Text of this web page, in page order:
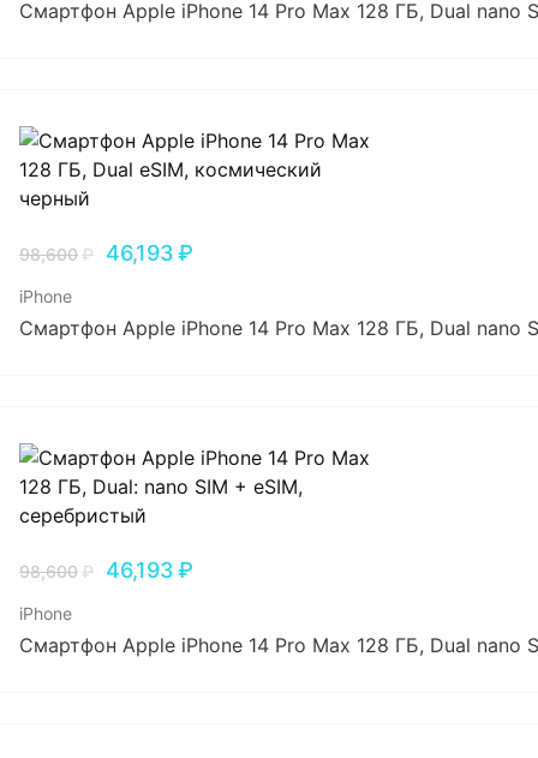
Смартфон Apple iPhone 14 Pro Max 128 ГБ, Dual nano
98,600₽ 46,193₽
iPhone
Смартфон Apple iPhone 14 Pro Max 128 ГБ, Dual nano
98,600₽ 46,193₽
iPhone
Смартфон Apple iPhone 14 Pro Max 128 ГБ, Dual nano